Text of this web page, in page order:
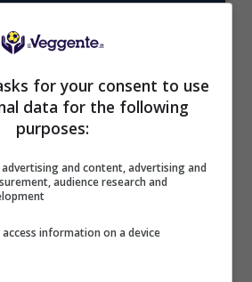
del primo deposito fino a 50€
2050€
VERIFICA
LOTTOMATICA: 2050€
for your consent to use
data for the following
purposes:
and content, advertising and
audience research and
information on a device